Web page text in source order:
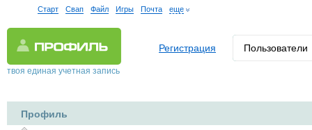
Старт Свап Файл Игры Почта еще
твоя единая учетная запись
Регистрация Пользователи
Профиль